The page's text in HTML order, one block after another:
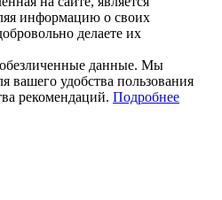
информацию о своих
делаете их
обезличенные данные. Мы
вашего удобства пользования
рекомендаций. Подробнее